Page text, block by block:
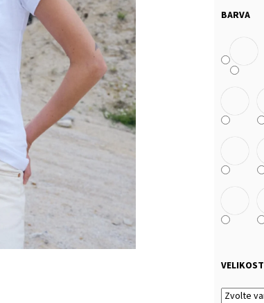
BARVA
VELIKOST
160 G, 100% BAVLNA, SILIKONOVÁ ÚPRAVA
92 Kč